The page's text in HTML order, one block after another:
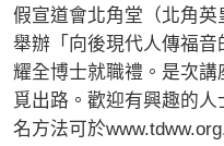
假宣道會北角堂（北角英
舉辦「向後現代人傳福
耀全博士就職禮。是次
覓出路。歡迎有興趣的
名方法可於